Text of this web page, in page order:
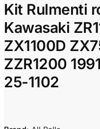
Kit Rulmenti
Kawasaki
ZX1100D
ZZR1200
25-1102